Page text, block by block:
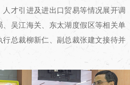
才引进及进出口贸易等情况展开调
吴江海关、东太湖度假区等相关单
总裁柳新仁、副总裁张建文接待并